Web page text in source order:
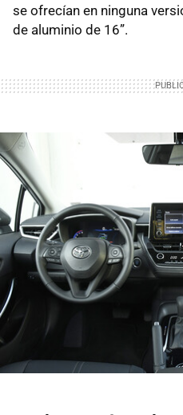
se ofrecían en ninguna
de aluminio de 16”.